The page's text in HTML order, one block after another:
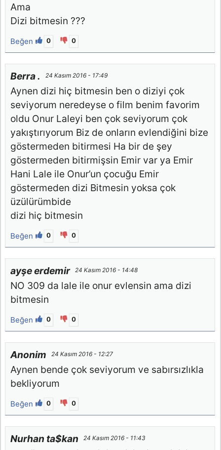
Ama
Dizi bitmesin ???
Beğen 0 0
Berra . 24 Kasım 2016 - 17:49
Aynen dizi hiç bitmesin ben o diziyi çok
seviyorum neredeyse o film benim favorim
oldu Onur Laleyi ben çok seviyorum çok
yakıştırıyorum Biz de onların evlendiğini bize
göstermeden bitirmesi Ha bir de şey
göstermeden bitirmişsin Emir var ya Emir
Hani Lale ile Onur’un çocuğu Emir
göstermeden dizi Bitmesin yoksa çok
üzülürümbide
dizi hiç bitmesin
Beğen 0 0
ayşe erdemir 24 Kasım 2016 - 14:48
NO 309 da lale ile onur evlensin ama dizi
bitmesin
Beğen 0 0
Anonim 24 Kasım 2016 - 12:27
Aynen bende çok seviyorum ve sabırsızlıkla
bekliyorum
Beğen 0 0
Nurhan ta$kan 24 Kasım 2016 - 11:43